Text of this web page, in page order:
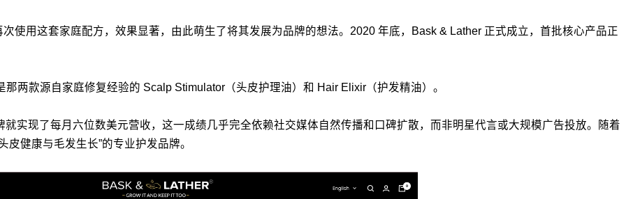
使用这套家庭配方，效果显著，由此萌生了将其发展为品牌的想法。2020 年底，Bask & Lather 正式成立，首批核心产品正
两款源自家庭修复经验的 Scalp Stimulator（头皮护理油）和 Hair Elixir（护发精油）。
实现了每月六位数美元营收，这一成绩几乎完全依赖社交媒体自然传播和口碑扩散，而非明星代言或大规模广告投放。随着
健康与毛发生长”的专业护发品牌。